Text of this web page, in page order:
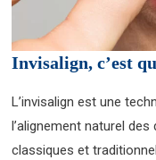
Invisalign, c’est
L’invisalign est une
l’alignement naturel
classiques et